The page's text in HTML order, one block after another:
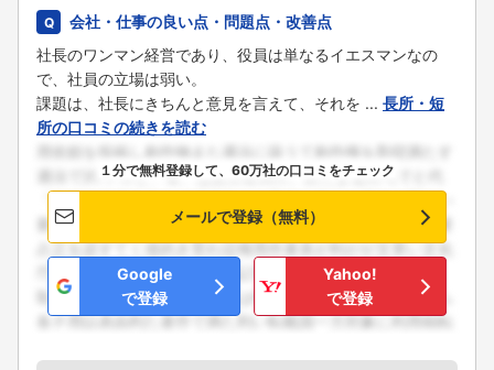
会社・仕事の良い点・問題点・改善点
社長のワンマン経営であり、役員は単なるイエスマンなの
で、社員の立場は弱い。
課題は、社長にきちんと意見を言えて、それを ... 長所・短
所の口コミの続きを読む
１分で無料登録して、60万社の口コミをチェック
メールで登録（無料）
Google
で登録
Yahoo!
で登録